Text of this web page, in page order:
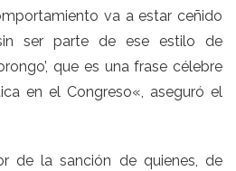
va a estar ceñido
ser parte de ese estilo de
que es una frase célebre
en el Congreso«, aseguró el
de la sanción de quienes, de